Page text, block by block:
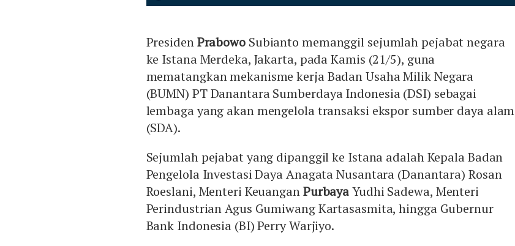
PresidenPrabowoSubianto memanggil sejumlah pejabat negara
ke Istana Merdeka, Jakarta, pada Kamis (21/5), guna
mematangkan mekanisme kerja Badan Usaha Milik Negara
(BUMN) PT Danantara Sumberdaya Indonesia (DSI) sebagai
lembaga yang akan mengelola transaksi ekspor sumber daya alam
(SDA).
Sejumlah pejabat yang dipanggil ke Istana adalah Kepala Badan
Pengelola Investasi Daya Anagata Nusantara (Danantara) Rosan
Roeslani, Menteri KeuanganPurbayaYudhi Sadewa, Menteri
Perindustrian Agus Gumiwang Kartasasmita, hingga Gubernur
Bank Indonesia (BI) Perry Warjiyo.